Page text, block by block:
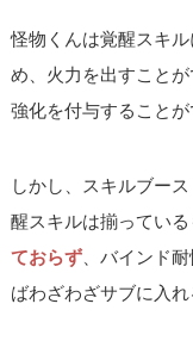
怪物くんは覚醒スキ
め、火力を出すこと
強化を付与すること
しかし、スキルブー
醒スキルは揃ってい
ておらず 、バインド
ばわざわざサブに入れ